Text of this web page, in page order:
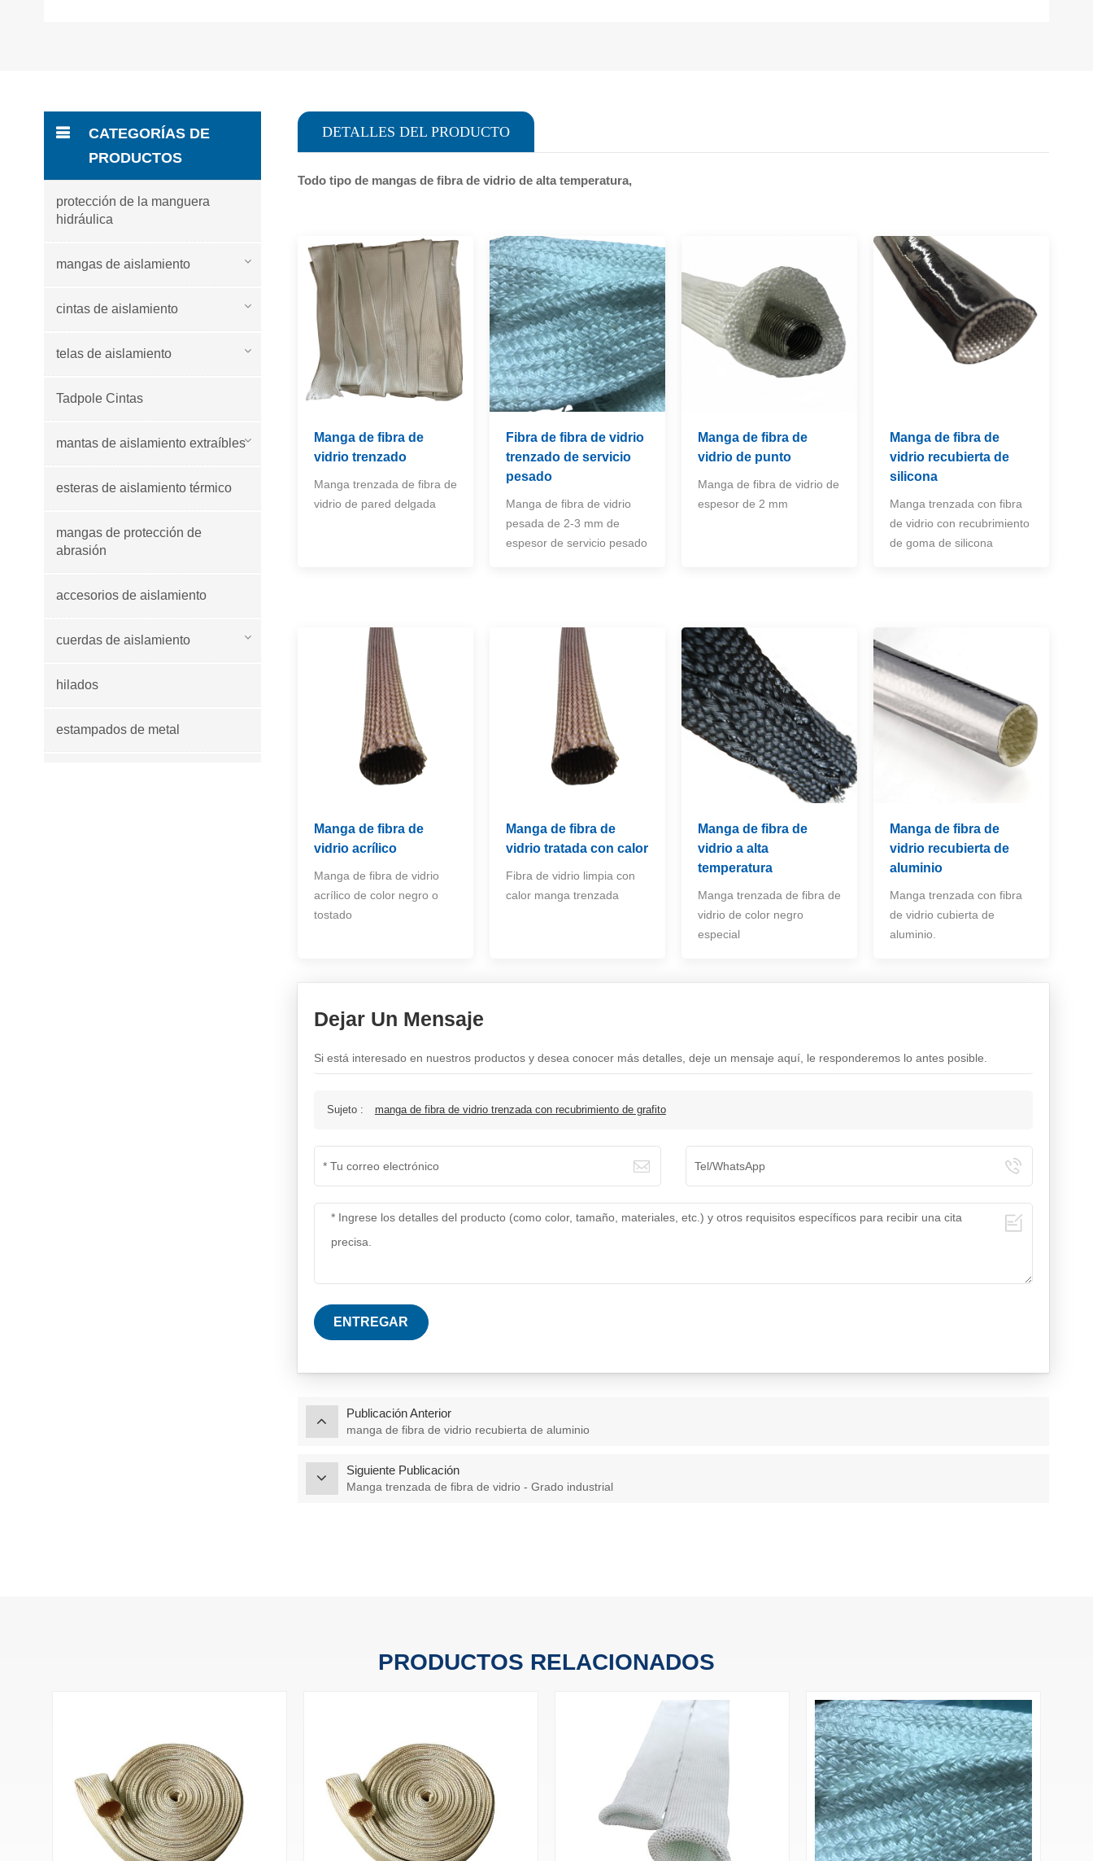
DETALLES DEL PRODUCTO
Todo tipo de mangas de fibra de vidrio de alta temperatura,
Manga de fibra de
vidrio trenzado
Manga trenzada de fibra de
vidrio de pared delgada
Fibra de fibra de vidrio
trenzado de servicio
pesado
Manga de fibra de vidrio
pesada de 2-3 mm de
espesor de servicio pesado
Manga de fibra de
vidrio de punto
Manga de fibra de vidrio de
espesor de 2 mm
Manga de fibra de
vidrio recubierta de
silicona
Manga trenzada con fibra
de vidrio con recubrimiento
de goma de silicona
Manga de fibra de
vidrio acrílico
Manga de fibra de vidrio
acrílico de color negro o
tostado
Manga de fibra de
vidrio tratada con calor
Fibra de vidrio limpia con
calor manga trenzada
Manga de fibra de
vidrio a alta
temperatura
Manga trenzada de fibra de
vidrio de color negro
especial
Manga de fibra de
vidrio recubierta de
aluminio
Manga trenzada con fibra
de vidrio cubierta de
aluminio.
Dejar Un Mensaje
Si está interesado en nuestros productos y desea conocer más detalles, deje un mensaje aquí, le responderemos lo antes posible.
Sujeto : manga de fibra de vidrio trenzada con recubrimiento de grafito
ENTREGAR
Publicación Anterior
manga de fibra de vidrio recubierta de aluminio
Siguiente Publicación
Manga trenzada de fibra de vidrio - Grado industrial
CATEGORÍAS DE
PRODUCTOS
protección de la manguera
hidráulica
mangas de aislamiento
cintas de aislamiento
telas de aislamiento
Tadpole Cintas
mantas de aislamiento extraíbles
esteras de aislamiento térmico
mangas de protección de
abrasión
accesorios de aislamiento
cuerdas de aislamiento
hilados
estampados de metal
PRODUCTOS RELACIONADOS